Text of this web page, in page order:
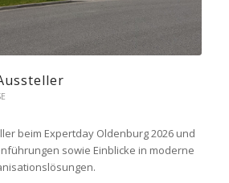
beim Expertday Oldenburg 2026 und
sowie Einblicke in moderne